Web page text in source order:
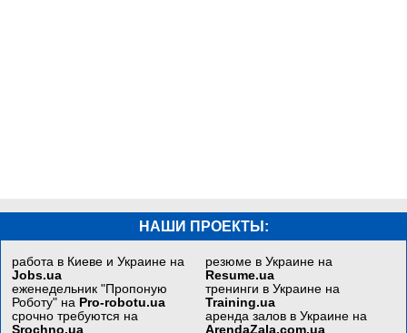
НАШИ ПРОЕКТЫ:
работа в Киеве и Украине на
Jobs.ua
еженедельник "Пропоную
Роботу" на Pro-robotu.ua
срочно требуются на
Srochno.ua
резюме в Украине на
Resume.ua
тренинги в Украине на
Training.ua
аренда залов в Украине на
ArendaZala.com.ua